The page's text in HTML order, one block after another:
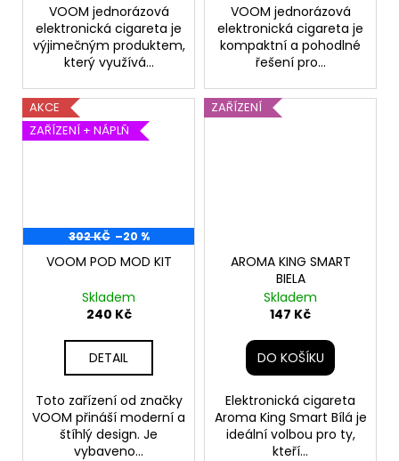
VOOM jednorázová
elektronická cigareta je
výjimečným produktem,
který využívá...
VOOM jednorázová
elektronická cigareta je
kompaktní a pohodlné
řešení pro...
AKCE
ZAŘÍZENÍ + NÁPLŇ
302 KČ –20 %
VOOM POD MOD KIT
Skladem
240 Kč
DETAIL
Toto zařízení od značky
VOOM přináší moderní a
štíhlý design. Je
vybaveno...
ZAŘÍZENÍ
AROMA KING SMART
BIELA
Skladem
147 Kč
DO KOŠÍKU
Elektronická cigareta
Aroma King Smart Bílá je
ideální volbou pro ty,
kteří...